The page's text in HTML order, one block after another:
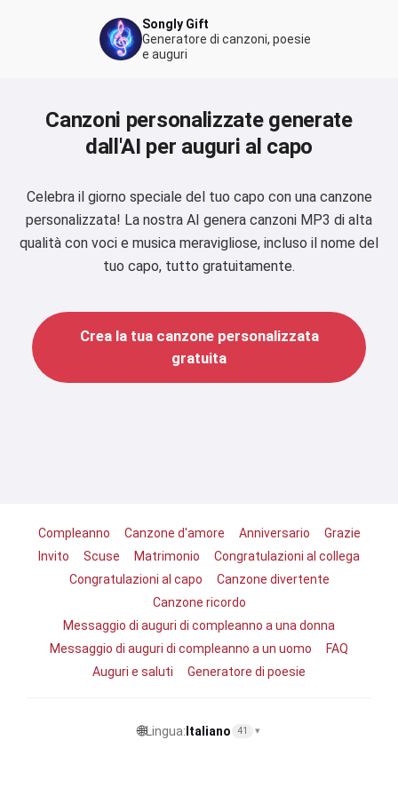
Songly Gift
Generatore di canzoni, poesie
e auguri
Canzoni personalizzate generate
dall'AI per auguri al capo
Celebra il giorno speciale del tuo capo con una canzone
personalizzata! La nostra AI genera canzoni MP3 di alta
qualità con voci e musica meravigliose, incluso il nome del
tuo capo, tutto gratuitamente.
Crea la tua canzone personalizzata
gratuita
Compleanno Canzone d'amore Anniversario
Grazie
Invito
Scuse Matrimonio
Congratulazioni al collega
Congratulazioni al capo
Canzone divertente
Canzone ricordo
Messaggio di auguri di compleanno a una donna
Messaggio di auguri di compleanno a un uomo
FAQ
Auguri e saluti
Generatore di poesie
🌐Lingua: Italiano 41 ▾